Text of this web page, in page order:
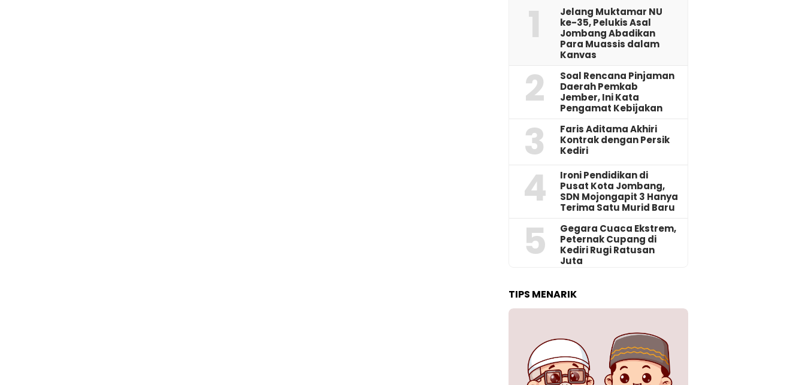
1
Jelang Muktamar NU
ke-35, Pelukis Asal
Jombang Abadikan
Para Muassis dalam
Kanvas
2
‎Soal Rencana Pinjaman
Daerah Pemkab
Jember, Ini Kata
Pengamat Kebijakan ‎
3
Faris Aditama Akhiri
Kontrak dengan Persik
Kediri
4
Ironi Pendidikan di
Pusat Kota Jombang,
SDN Mojongapit 3 Hanya
Terima Satu Murid Baru
5
‎Gegara Cuaca Ekstrem,
Peternak Cupang di
Kediri Rugi Ratusan
Juta
TIPS MENARIK